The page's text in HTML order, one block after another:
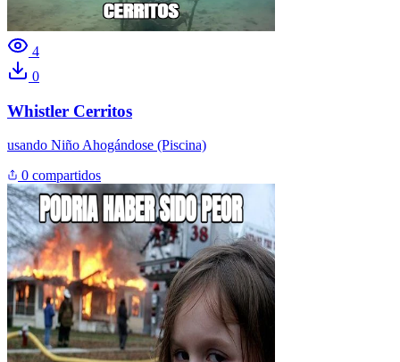
4
0
Whistler Cerritos
usando Niño Ahogándose (Piscina)
0 compartidos